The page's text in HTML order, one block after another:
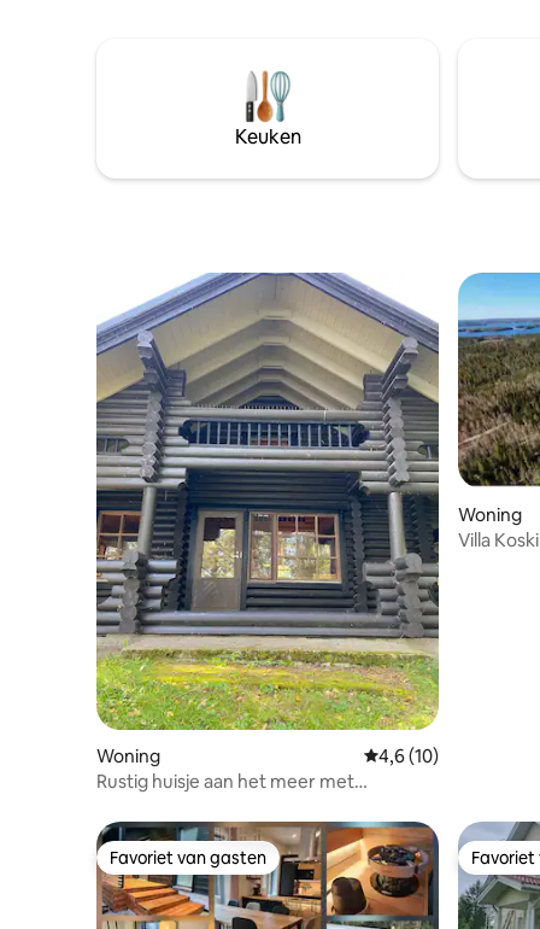
een ijsgat aan het einde van de
aanlegsteiger voor de meer
avontuurlijke zwemmers. De plek is het
beste voor koppels, vrienden of
gezinnen met kinderen (1-2 kinderen).
De Beach Villa is gelegen aan het strand
extra
100eur/
18eur/
45eur/uur
Keuken
Woning Gemiddelde
4,6 (10)
Rustig huisje aan het meer met
Woning
Villa Koski
Favoriet van gasten
Favoriet van gasten